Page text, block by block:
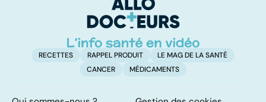
santé ?
RECETTES RAPPEL PRODUIT
LE MAG DE LA SANTÉ
CANCER
MÉDICAMENTS